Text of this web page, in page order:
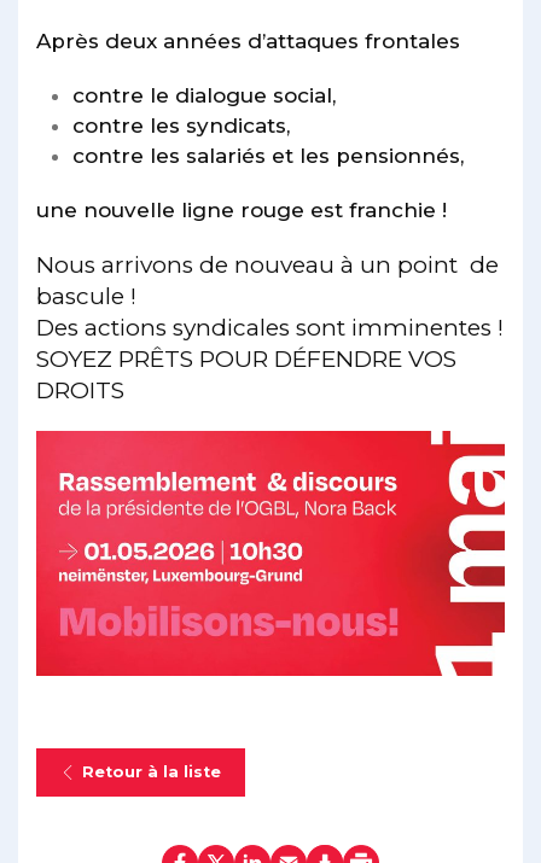
Après deux années d’attaques frontales
contre le dialogue social,
contre les syndicats,
contre les salariés et les pensionnés,
une nouvelle ligne rouge est franchie !
Nous arrivons de nouveau à un point de
bascule !
Des actions syndicales sont imminentes !
SOYEZ PRÊTS POUR DÉFENDRE VOS
DROITS
Retour à la liste